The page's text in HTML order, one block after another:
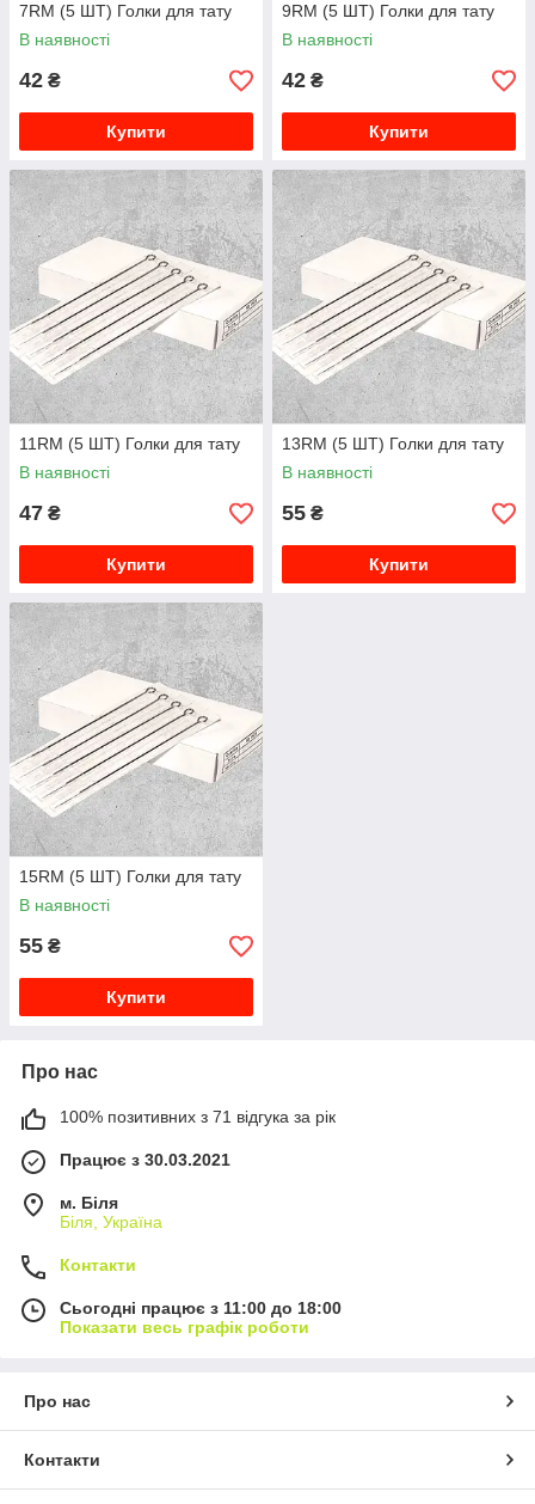
7RM (5 ШТ) Голки для тату
В наявності
42 ₴
Купити
9RM (5 ШТ) Голки для тату
В наявності
42 ₴
Купити
11RM (5 ШТ) Голки для тату
В наявності
47 ₴
Купити
13RM (5 ШТ) Голки для тату
В наявності
55 ₴
Купити
15RM (5 ШТ) Голки для тату
В наявності
55 ₴
Купити
Про нас
100% позитивних з 71 відгука за рік
Працює з 30.03.2021
м. Біля
Біля, Україна
Контакти
Сьогодні працює з 11:00 до 18:00
Показати весь графік роботи
Про нас
Контакти